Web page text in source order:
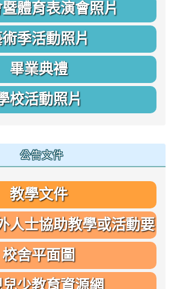
體育表演會照片
季活動照片
畢業典禮
校活動照片
公告文件
教學文件
人士協助教學或活動要
點
校舍平面圖
少教育資源網